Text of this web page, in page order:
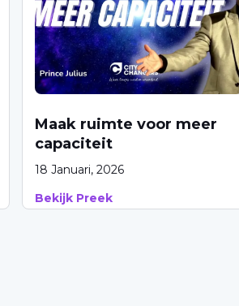
Maak ruimte voor meer
capaciteit
18 Januari, 2026
Bekijk Preek